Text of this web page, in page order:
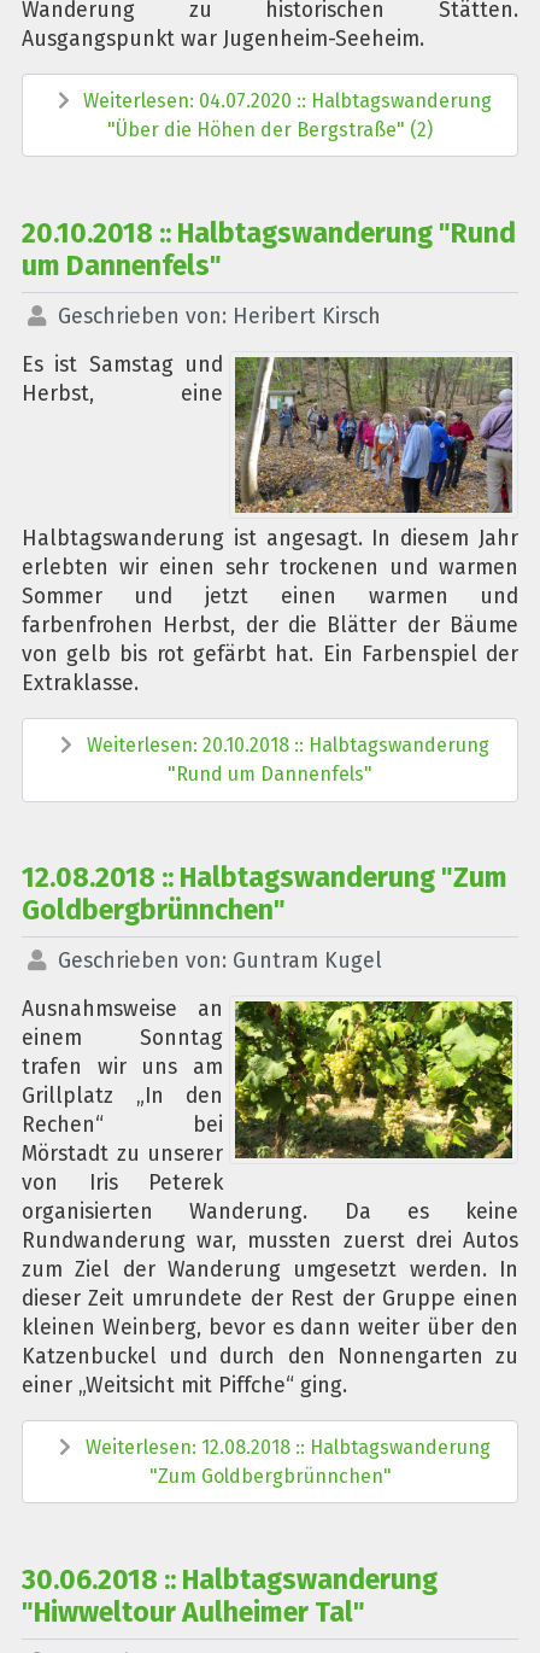
Wanderung zu historischen Stätten.
Ausgangspunkt war Jugenheim-Seeheim.
Weiterlesen: 04.07.2020 :: Halbtagswanderung
"Über die Höhen der Bergstraße" (2)
20.10.2018 :: Halbtagswanderung "Rund
um Dannenfels"
Geschrieben von: Heribert Kirsch
Es ist Samstag und
Herbst, eine
Halbtagswanderung ist angesagt. In diesem Jahr
erlebten wir einen sehr trockenen und warmen
Sommer und jetzt einen warmen und
farbenfrohen Herbst, der die Blätter der Bäume
von gelb bis rot gefärbt hat. Ein Farbenspiel der
Extraklasse.
Weiterlesen: 20.10.2018 :: Halbtagswanderung
"Rund um Dannenfels"
12.08.2018 :: Halbtagswanderung "Zum
Goldbergbrünnchen"
Geschrieben von: Guntram Kugel
Ausnahmsweise an
einem Sonntag
trafen wir uns am
Grillplatz „In den
Rechen“ bei
Mörstadt zu unserer
von Iris Peterek
organisierten Wanderung. Da es keine
Rundwanderung war, mussten zuerst drei Autos
zum Ziel der Wanderung umgesetzt werden. In
dieser Zeit umrundete der Rest der Gruppe einen
kleinen Weinberg, bevor es dann weiter über den
Katzenbuckel und durch den Nonnengarten zu
einer „Weitsicht mit Piffche“ ging.
Weiterlesen: 12.08.2018 :: Halbtagswanderung
"Zum Goldbergbrünnchen"
30.06.2018 :: Halbtagswanderung
"Hiwweltour Aulheimer Tal"